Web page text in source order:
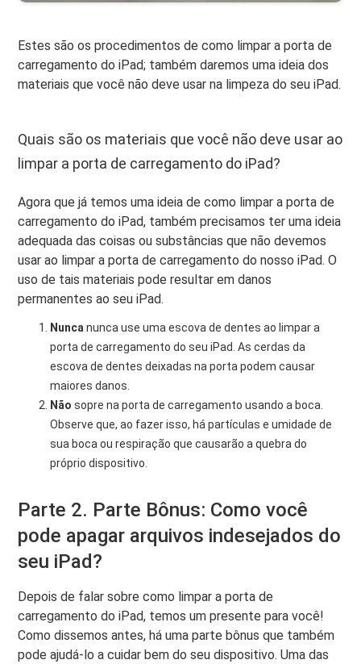
Estes são os procedimentos de como limpar a porta de
carregamento do iPad; também daremos uma ideia dos
materiais que você não deve usar na limpeza do seu iPad.
Quais são os materiais que você não deve usar ao
limpar a porta de carregamento do iPad?
Agora que já temos uma ideia de como limpar a porta de
carregamento do iPad, também precisamos ter uma ideia
adequada das coisas ou substâncias que não devemos
usar ao limpar a porta de carregamento do nosso iPad. O
uso de tais materiais pode resultar em danos
permanentes ao seu iPad.
Nuncanunca use uma escova de dentes ao limpar a
porta de carregamento do seu iPad. As cerdas da
escova de dentes deixadas na porta podem causar
maiores danos.
Não sopre na porta de carregamento usando a boca.
Observe que, ao fazer isso, há partículas e umidade de
sua boca ou respiração que causarão a quebra do
próprio dispositivo.
Parte 2. Parte Bônus: Como você
pode apagar arquivos indesejados do
seu iPad?
Depois de falar sobre como limpar a porta de
carregamento do iPad, temos um presente para você!
Como dissemos antes, há uma parte bônus que também
pode ajudá-lo a cuidar bem do seu dispositivo. Uma das